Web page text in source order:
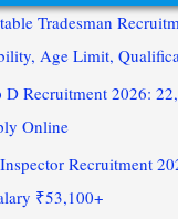
Tradesman
Age Limit,
Recruitment 2026:
Online
Recruitment
₹53,100+